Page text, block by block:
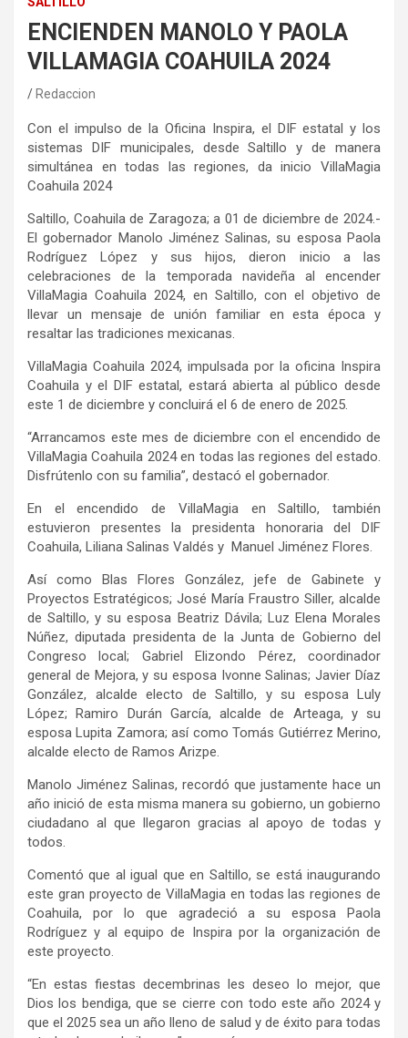
ENCIENDEN MANOLO Y PAOLA
VILLAMAGIA COAHUILA 2024
Redaccion
Con el impulso de la Oficina Inspira, el DIF estatal y los
sistemas DIF municipales, desde Saltillo y de manera
simultánea en todas las regiones, da inicio VillaMagia
Coahuila 2024
Saltillo, Coahuila de Zaragoza; a 01 de diciembre de 2024.-
El gobernador Manolo Jiménez Salinas, su esposa Paola
Rodríguez López y sus hijos, dieron inicio a las
celebraciones de la temporada navideña al encender
VillaMagia Coahuila 2024, en Saltillo, con el objetivo de
llevar un mensaje de unión familiar en esta época y
resaltar las tradiciones mexicanas.
VillaMagia Coahuila 2024, impulsada por la oficina Inspira
Coahuila y el DIF estatal, estará abierta al público desde
este 1 de diciembre y concluirá el 6 de enero de 2025.
“Arrancamos este mes de diciembre con el encendido de
VillaMagia Coahuila 2024 en todas las regiones del estado.
Disfrútenlo con su familia”, destacó el gobernador.
En el encendido de VillaMagia en Saltillo, también
estuvieron presentes la presidenta honoraria del DIF
Coahuila, Liliana Salinas Valdés y Manuel Jiménez Flores.
Así como Blas Flores González, jefe de Gabinete y
Proyectos Estratégicos; José María Fraustro Siller, alcalde
de Saltillo, y su esposa Beatriz Dávila; Luz Elena Morales
Núñez, diputada presidenta de la Junta de Gobierno del
Congreso local; Gabriel Elizondo Pérez, coordinador
general de Mejora, y su esposa Ivonne Salinas; Javier Díaz
González, alcalde electo de Saltillo, y su esposa Luly
López; Ramiro Durán García, alcalde de Arteaga, y su
esposa Lupita Zamora; así como Tomás Gutiérrez Merino,
alcalde electo de Ramos Arizpe.
Manolo Jiménez Salinas, recordó que justamente hace un
año inició de esta misma manera su gobierno, un gobierno
ciudadano al que llegaron gracias al apoyo de todas y
todos.
Comentó que al igual que en Saltillo, se está inaugurando
este gran proyecto de VillaMagia en todas las regiones de
Coahuila, por lo que agradeció a su esposa Paola
Rodríguez y al equipo de Inspira por la organización de
este proyecto.
“En estas fiestas decembrinas les deseo lo mejor, que
Dios los bendiga, que se cierre con todo este año 2024 y
que el 2025 sea un año lleno de salud y de éxito para todas